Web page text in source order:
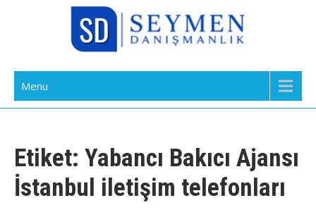
Bakıcı Yardımcı Dadı Danışmanlık
Ajansı İstanbul
Menu
Etiket: Yabancı Bakıcı Ajansı
İstanbul iletişim telefonları